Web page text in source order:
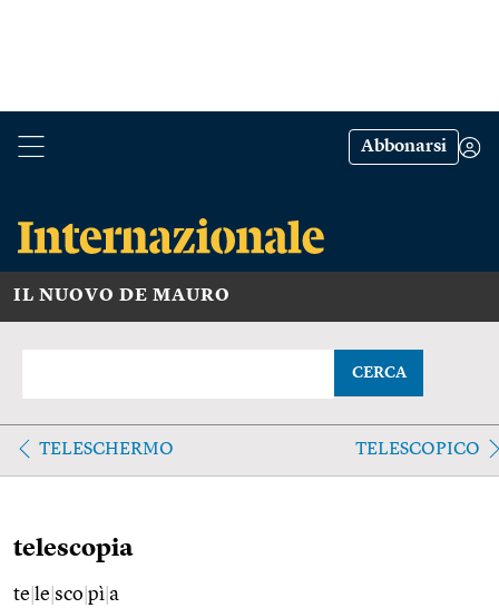
Abbonarsi
IL NUOVO DE MAURO
CERCA
TELESCHERMO TELESCOPICO
telescopia
te le sco pì a